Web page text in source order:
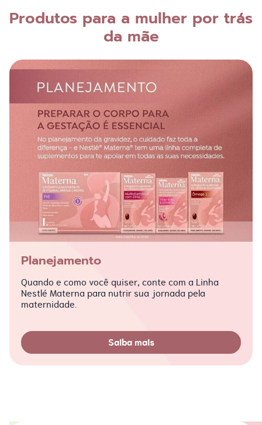
Produtos para a mulher por trás
da mãe
Planejamento
Quando e como você quiser, conte com a Linha
Nestlé Materna para nutrir sua jornada pela
maternidade.
Saiba mais